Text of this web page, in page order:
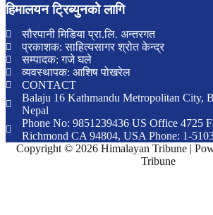
हिमालयन ट्रिब्युनको लागि
सौरपानी मिडिया प्रा.लि. अन्तरगत
प्रकाशक: साहित्यसागर श्रोत केन्द्र
सम्पादक: गजे घले
व्यवस्थापक: आशिष पोखरेल
CONTACT
Balaju 16 Kathmandu Metropolitan City,
Nepal
Phone No: 9851239436 US Office 4725
Richmond CA 94804, USA Phone: 1-
Copyright © 2026 Himalayan Tribune |
Tribune